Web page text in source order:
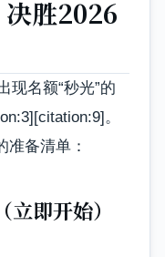
胜2026
现名额“秒光”的
。
准备清单：
即开始）